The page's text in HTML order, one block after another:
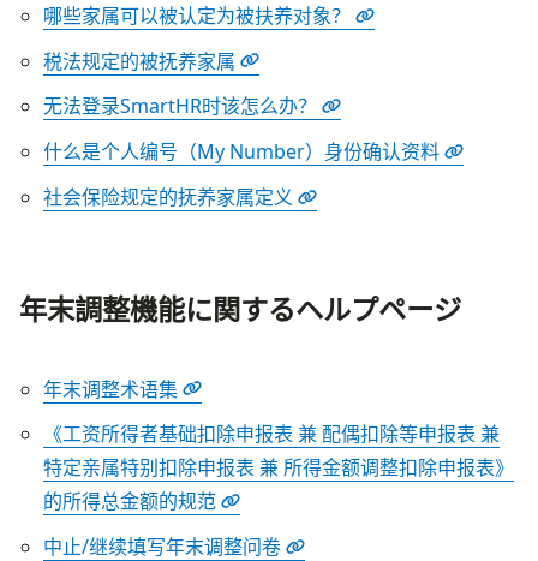
哪些家属可以被认定为被扶养对象？
税法规定的被抚养家属
无法登录SmartHR时该怎么办？
什么是个人编号（My Number）身份确认资料
社会保险规定的抚养家属定义
年末調整機能に関するヘルプページ
年末调整术语集
《工资所得者基础扣除申报表 兼 配偶扣除等申报表 兼
特定亲属特别扣除申报表 兼 所得金额调整扣除申报表》
的所得总金额的规范
中止/继续填写年末调整问卷